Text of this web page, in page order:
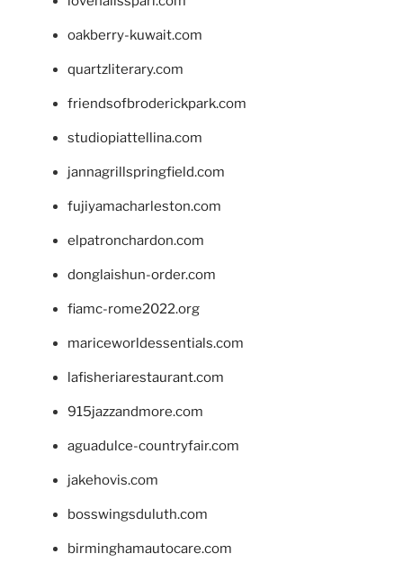
oakberry-kuwait.com
quartzliterary.com
friendsofbroderickpark.com
studiopiattellina.com
jannagrillspringfield.com
fujiyamacharleston.com
elpatronchardon.com
donglaishun-order.com
fiamc-rome2022.org
mariceworldessentials.com
lafisheriarestaurant.com
915jazzandmore.com
aguadulce-countryfair.com
jakehovis.com
bosswingsduluth.com
birminghamautocare.com